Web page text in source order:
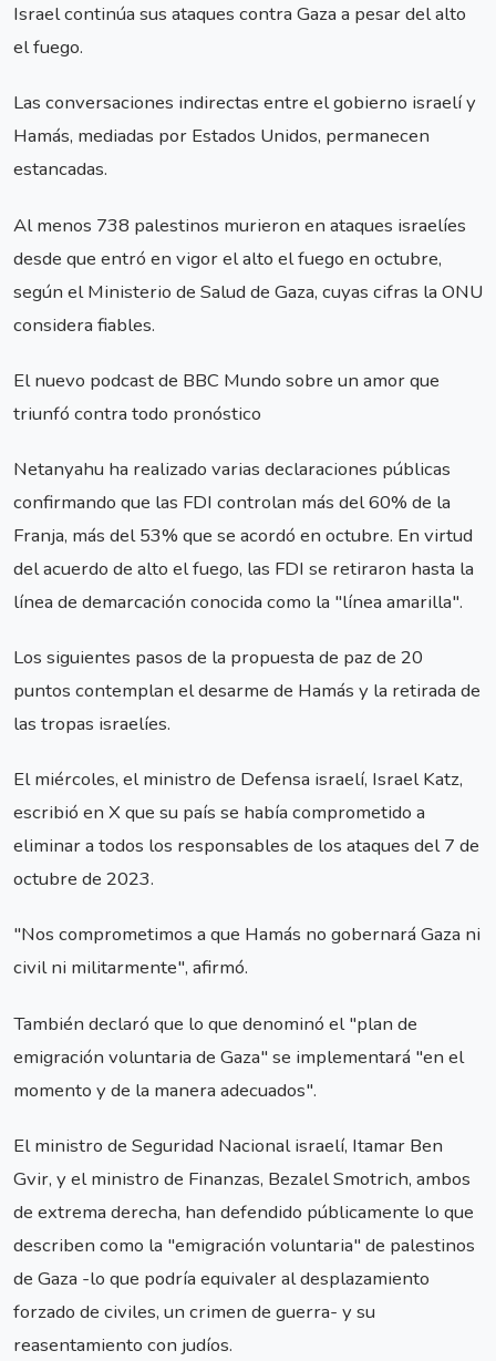
Israel continúa sus ataques contra Gaza a pesar del alto
el fuego.
Las conversaciones indirectas entre el gobierno israelí y
Hamás, mediadas por Estados Unidos, permanecen
estancadas.
Al menos 738 palestinos murieron en ataques israelíes
desde que entró en vigor el alto el fuego en octubre,
según el Ministerio de Salud de Gaza, cuyas cifras la ONU
considera fiables.
El nuevo podcast de BBC Mundo sobre un amor que
triunfó contra todo pronóstico
Netanyahu ha realizado varias declaraciones públicas
confirmando que las FDI controlan más del 60% de la
Franja, más del 53% que se acordó en octubre. En virtud
del acuerdo de alto el fuego, las FDI se retiraron hasta la
línea de demarcación conocida como la "línea amarilla".
Los siguientes pasos de la propuesta de paz de 20
puntos contemplan el desarme de Hamás y la retirada de
las tropas israelíes.
El miércoles, el ministro de Defensa israelí, Israel Katz,
escribió en X que su país se había comprometido a
eliminar a todos los responsables de los ataques del 7 de
octubre de 2023.
"Nos comprometimos a que Hamás no gobernará Gaza ni
civil ni militarmente", afirmó.
También declaró que lo que denominó el "plan de
emigración voluntaria de Gaza" se implementará "en el
momento y de la manera adecuados".
El ministro de Seguridad Nacional israelí, Itamar Ben
Gvir, y el ministro de Finanzas, Bezalel Smotrich, ambos
de extrema derecha, han defendido públicamente lo que
describen como la "emigración voluntaria" de palestinos
de Gaza -lo que podría equivaler al desplazamiento
forzado de civiles, un crimen de guerra- y su
reasentamiento con judíos.